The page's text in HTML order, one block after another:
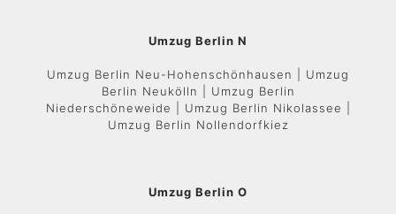
Umzug Berlin N
Umzug Berlin Neu-Hohenschönhausen | Umzug
Berlin Neukölln | Umzug Berlin
Niederschöneweide | Umzug Berlin Nikolassee |
Umzug Berlin Nollendorfkiez
Umzug Berlin O